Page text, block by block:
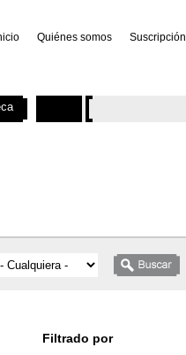
Quiénes somos Suscripción
Filtrado por